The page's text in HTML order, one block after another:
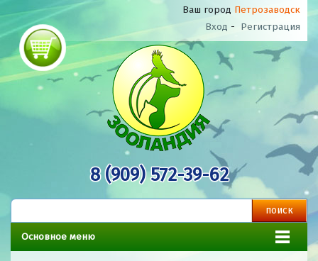
Ваш город Петрозаводск
Вход - Регистрация
8 (909) 572-39-62
Основное меню